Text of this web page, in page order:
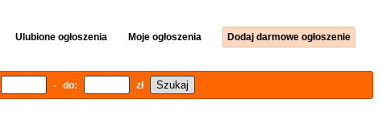
Ulubione ogłoszenia Moje ogłoszenia Dodaj darmowe ogłoszenie
- do: zł